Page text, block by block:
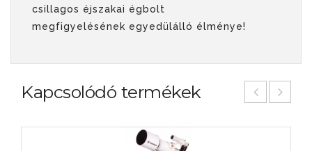
csillagos éjszakai égbolt
megfigyelésének egyedülálló élménye!
Kapcsolódó termékek